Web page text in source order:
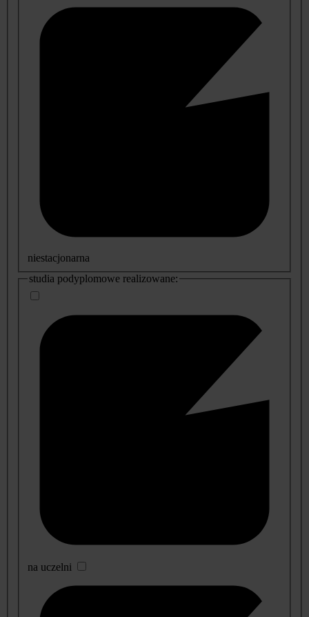
niestacjonarna
studia podyplomowe realizowane:
na uczelni